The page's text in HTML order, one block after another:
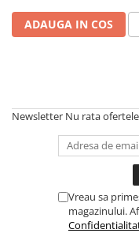
ADAUGA IN COS
Newsletter Nu rata
Vreau sa
magazinului.